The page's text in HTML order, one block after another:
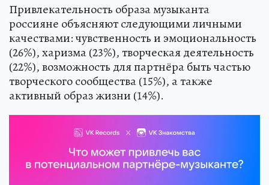
Привлекательность образа музыканта
россияне объясняют следующими личными
качествами: чувственность и эмоциональность
(26%), харизма (23%), творческая деятельность
(22%), возможность для партнёра быть частью
творческого сообщества (15%), а также
активный образ жизни (14%).